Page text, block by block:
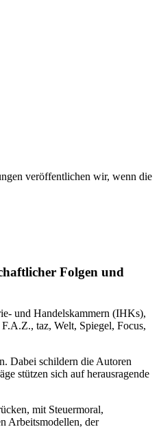
veröffentlichen wir, wenn die
Folgen und
und Handelskammern (IHKs),
taz, Welt, Spie­gel, Focus,
Dabei schildern die Autoren
stützen sich auf herausragende
mit Steuermoral,
Arbeitsmodellen, der